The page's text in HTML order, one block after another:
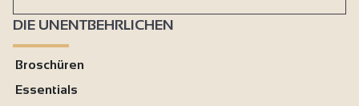
DIE UNENTBEHRLICHEN
Broschüren
Essentials